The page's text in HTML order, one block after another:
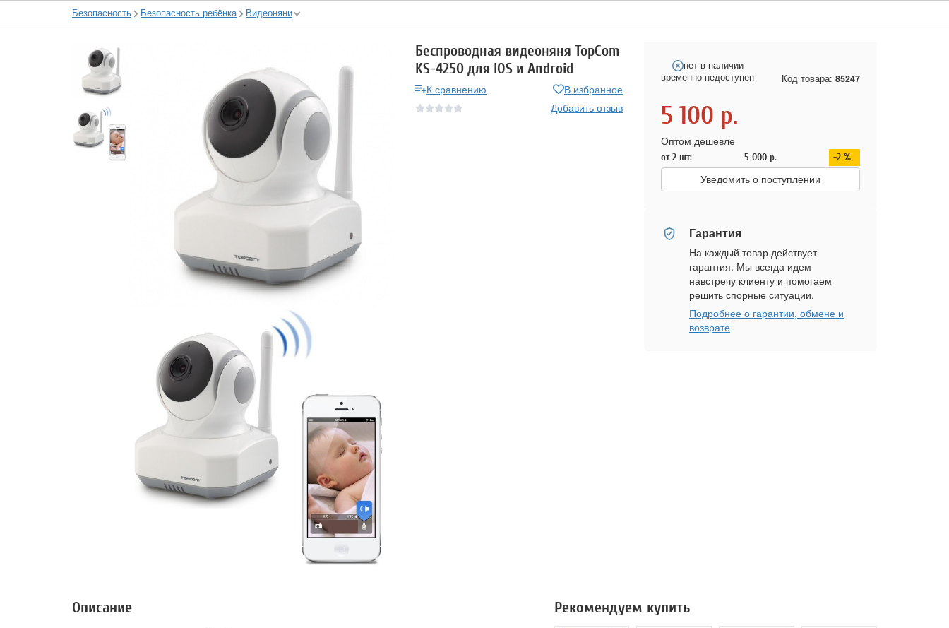
Безопасность Безопасность ребёнка Видеоняни
Беспроводная видеоняня TopCom
KS-4250 для IOS и Android
К сравнению
В избранное
Добавить отзыв
нет в наличии
временно недоступен
Код товара: 85247
5 100 р.
Оптом дешевле
от 2 шт: 5 000 р. -2 %
Уведомить о поступлении
Гарантия
На каждый товар действует
гарантия. Мы всегда идем
навстречу клиенту и помогаем
решить спорные ситуации.
Подробнее о гарантии, обмене и
возврате
Описание Рекомендуем купить